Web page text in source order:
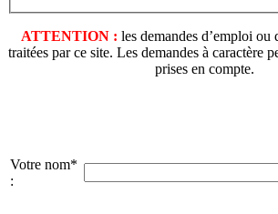
ATTENTION : les demandes d’emploi ou
traitées par ce site. Les demandes à caractère
prises en compte.
Votre nom*
: